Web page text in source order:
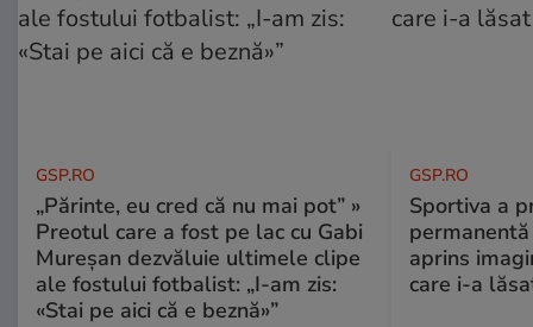
GSP.RO
„Părinte, eu cred că nu mai pot” »
Preotul care a fost pe lac cu Gabi
Mureșan dezvăluie ultimele clipe
ale fostului fotbalist: „I-am zis:
«Stai pe aici că e beznă»”
GSP.RO
Sportiva a
aprins
care i-a